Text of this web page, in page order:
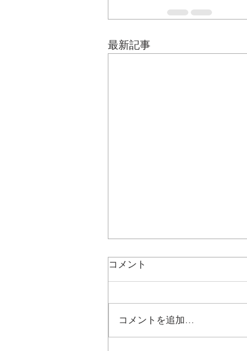
最新記事
コメント
コメントを追加…